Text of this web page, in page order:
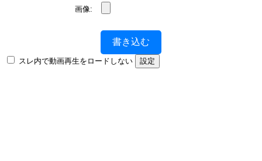
画像:
書き込む
スレ内で動画再生をロードしない